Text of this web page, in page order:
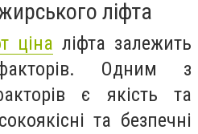
ліфта
ціна ліфта залежить
Одним з
є якість та
та безпечні